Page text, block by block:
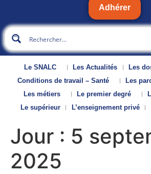
Adhérer
Le SNALC Les Actualités
Les
Conditions de travail – Santé
Les
Les métiers
Le premier degré
Le supérieur
L’enseignement privé
Jour : 5
2025